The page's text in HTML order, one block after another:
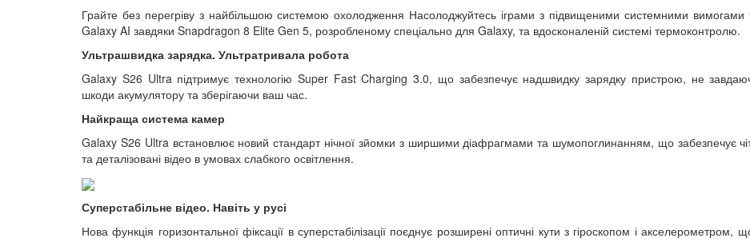
Грайте без перегріву з найбільшою системою охолодження Насолоджуйтесь іграми з підвищеними системними вимогами
Galaxy AI завдяки Snapdragon 8 Elite Gen 5, розробленому спеціально для Galaxy, та вдосконаленій системі термоконтролю.
Ультрашвидка зарядка. Ультратривала робота
Galaxy S26 Ultra підтримує технологію Super Fast Charging 3.0, що забезпечує надшвидку зарядку пристрою, не
шкоди акумулятору та зберігаючи ваш час.
Найкраща система камер
Galaxy S26 Ultra встановлює новий стандарт нічної зйомки з ширшими діафрагмами та шумопоглинанням, що забезпечує
та деталізовані відео в умовах слабкого освітлення.
Суперстабільне відео. Навіть у русі
Нова функція горизонтальної фіксації в суперстабілізації поєднує розширені оптичні кути з гіроскопом і акселерометром,